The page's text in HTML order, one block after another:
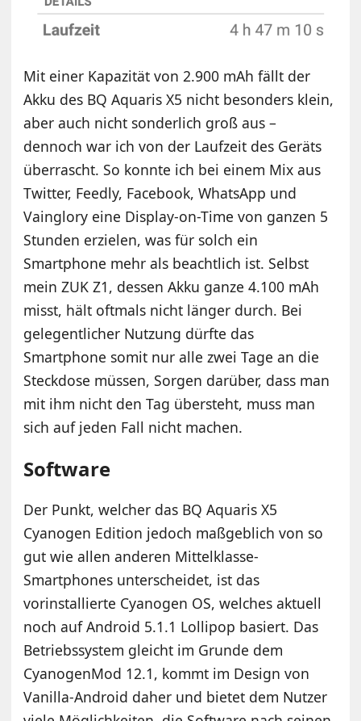
Mit einer Kapazität von 2.900 mAh fällt der
Akku des BQ Aquaris X5 nicht besonders klein,
aber auch nicht sonderlich groß aus –
dennoch war ich von der Laufzeit des Geräts
überrascht. So konnte ich bei einem Mix aus
Twitter, Feedly, Facebook, WhatsApp und
Vainglory eine Display-on-Time von ganzen 5
Stunden erzielen, was für solch ein
Smartphone mehr als beachtlich ist. Selbst
mein ZUK Z1, dessen Akku ganze 4.100 mAh
misst, hält oftmals nicht länger durch. Bei
gelegentlicher Nutzung dürfte das
Smartphone somit nur alle zwei Tage an die
Steckdose müssen, Sorgen darüber, dass man
mit ihm nicht den Tag übersteht, muss man
sich auf jeden Fall nicht machen.
Software
Der Punkt, welcher das BQ Aquaris X5
Cyanogen Edition jedoch maßgeblich von so
gut wie allen anderen Mittelklasse-
Smartphones unterscheidet, ist das
vorinstallierte Cyanogen OS, welches aktuell
noch auf Android 5.1.1 Lollipop basiert. Das
Betriebssystem gleicht im Grunde dem
CyanogenMod 12.1, kommt im Design von
Vanilla-Android daher und bietet dem Nutzer